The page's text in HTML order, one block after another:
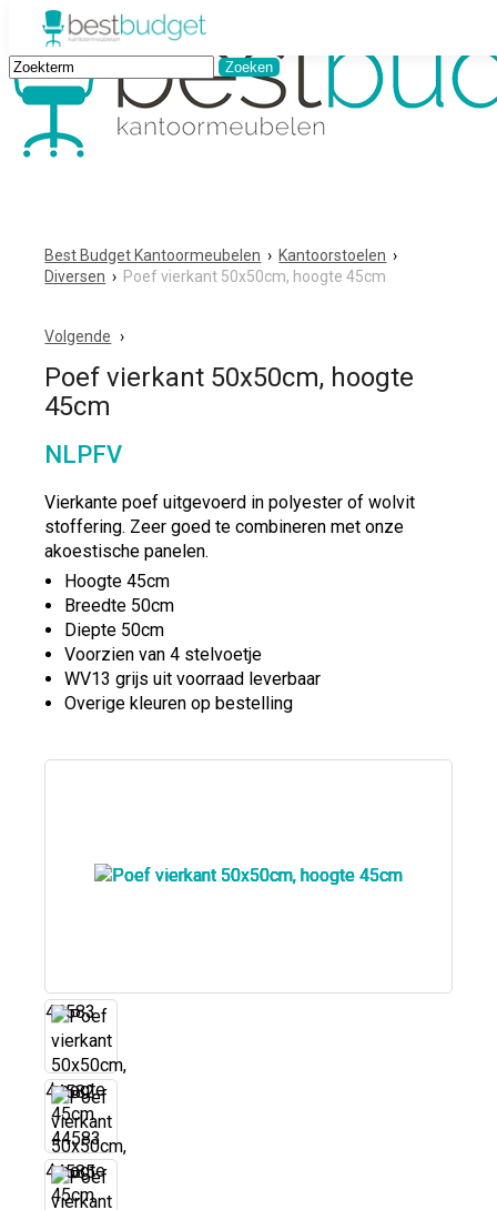
Best Budget Kantoormeubelen › Kantoorstoelen ›
Diversen › Poef vierkant 50x50cm, hoogte 45cm
Volgende
Poef vierkant 50x50cm, hoogte
45cm
NLPFV
Vierkante poef uitgevoerd in polyester of wolvit
stoffering. Zeer goed te combineren met onze
akoestische panelen.
Hoogte 45cm
Breedte 50cm
Diepte 50cm
Voorzien van 4 stelvoetje
WV13 grijs uit voorraad leverbaar
Overige kleuren op bestelling
44583
44582
44585